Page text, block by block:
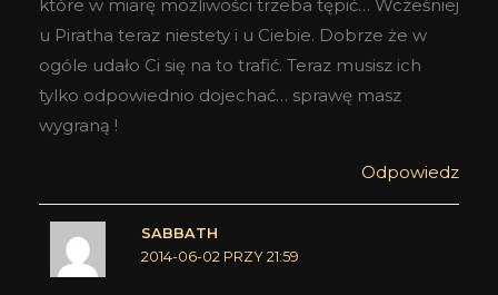
które w miarę możliwości trzeba tępić… Wcześniej
u Piratha teraz niestety i u Ciebie. Dobrze że w
ogóle udało Ci się na to trafić. Teraz musisz ich
tylko odpowiednio dojechać… sprawę masz
wygraną !
Odpowiedz
SABBATH
2014-06-02 PRZY 21:59